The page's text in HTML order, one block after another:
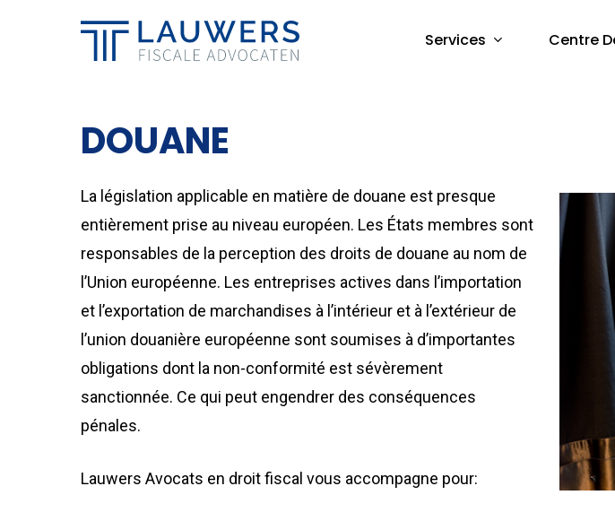
Services Centre
DOUANE
La législation applicable en matière de douane est presque
entièrement prise au niveau européen. Les États membres sont
responsables de la perception des droits de douane au nom de
l’Union européenne. Les entreprises actives dans l’importation
et l’exportation de marchandises à l’intérieur et à l’extérieur de
l’union douanière européenne sont soumises à d’importantes
obligations dont la non-conformité est sévèrement
sanctionnée. Ce qui peut engendrer des conséquences
pénales.
Lauwers Avocats en droit fiscal vous accompagne pour: